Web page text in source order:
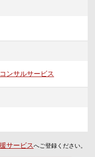
ンサルサービス
サービスへご登録ください。